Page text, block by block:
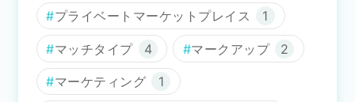
プライベートマーケットプレイス 1
マッチタイプ 4 マークアップ 2
マーケティング 1